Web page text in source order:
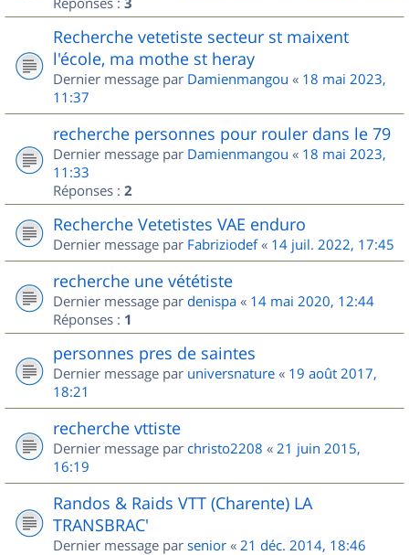
Recherche vetetiste secteur st maixent
l'école, ma mothe st heray
Dernier message par Damienmangou « 18 mai 2023,
11:37
recherche personnes pour rouler dans le 79
Dernier message par Damienmangou « 18 mai 2023,
11:33
Réponses : 2
Recherche Vetetistes VAE enduro
Dernier message par Fabriziodef« 14 juil. 2022, 17:45
recherche une vététiste
Dernier message par denispa « 14 mai 2020, 12:44
Réponses : 1
personnes pres de saintes
Dernier message par universnature « 19 août 2017,
18:21
recherche vttiste
Dernier message par christo2208 « 21 juin 2015,
16:19
Randos & Raids VTT (Charente) LA
TRANSBRAC'
Dernier message par senior « 21 déc. 2014, 18:46